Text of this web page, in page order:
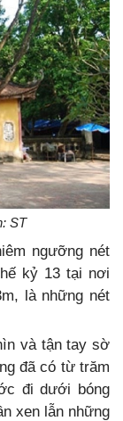
ST
ngưỡng nét
kỷ 13 tại nơi
là những nét
và tận tay sờ
đã có từ trăm
đi dưới bóng
xen lẫn những